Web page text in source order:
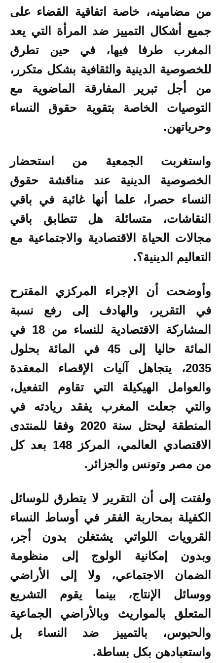
من مضامينه، خاصة اتفاقية القضاء على
جميع أشكال التمييز ضد المرأة التي يعد
المغرب طرفا فيها، في حين تطرق
للخصوصية الدينية والثقافية بشكل متكرر،
من أجل تبرير المفارقة الماضوية مع
التوصيات الخاصة بتقوية حقوق النساء
وحرياتهن.
واستغربت الجمعية من استحضار
الخصوصية الدينية عند مناقشة حقوق
النساء حصرا، علما أنها غائبة في باقي
النقاشات، متسائلة هل تتطابق باقي
مجالات الحياة الاقتصادية والاجتماعية مع
التعاليم الدينية؟.
وأوضحت أن الإجراء المركزي المقترح
في التقرير، والهادف إلى رفع نسبة
المشاركة الاقتصادية للنساء من 18 في
المائة حاليا إلى 45 في المائة بحلول
2035، يتجاهل آليات الإقصاء المعقدة
والعوامل الهيكيلة التي تقاوم التفعيل،
والتي جعلت المغرب يفقد ريادته في
المنطقة ليحتل سنة 2020 وفقا للمنتدى
الاقتصادي العالمي، المركز 148 بعد كل
من مصر وتونس والجزائر.
ولفتت إلى أن التقرير لا يتطرق للوسائل
الكفيلة بمحاربة الفقر في أوساط النساء
القرويات اللواتي يشتغلن بدون أجر،
وبدون إمكانية الولوج إلى منظومة
الضمان الاجتماعي، ولا إلى الأراضي
ووسائل الإنتاج، بينما يقوم التشريع
المتعلق بالمواريث وبالأراضي الجماعية
والحبوس، بالتمييز ضد النساء بل
واستعبادهن بكل بساطة.